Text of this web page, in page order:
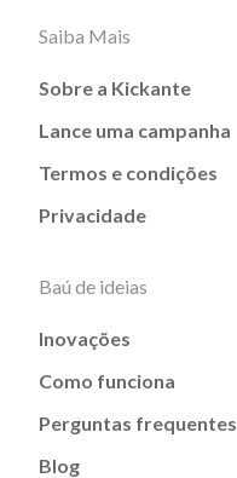
Saiba Mais
Sobre a Kickante
Lance uma campanha
Termos e condições
Privacidade
Baú de ideias
Inovações
Como funciona
Perguntas frequentes
Blog